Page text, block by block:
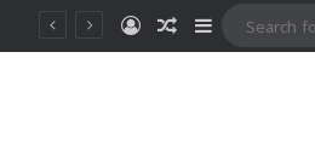
MasukRandom Article
Sidebar